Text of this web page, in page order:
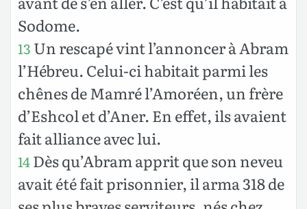
Sodome.
13 Un rescapé vint l’annoncer à Abram
l’Hébreu. Celui-ci habitait parmi les
chênes de Mamré l’Amoréen, un frère
d’Eshcol et d’Aner. En effet, ils avaient
fait alliance avec lui.
14Dès qu’Abram apprit que son neveu
avait été fait prisonnier, il arma 318 de